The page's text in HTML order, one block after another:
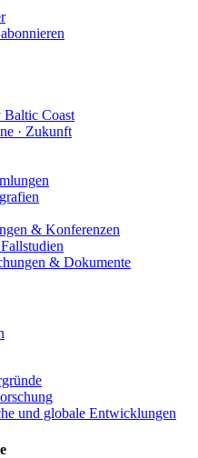
Baltic Coast
· Zukunft
& Konferenzen
& Dokumente
und globale Entwicklungen